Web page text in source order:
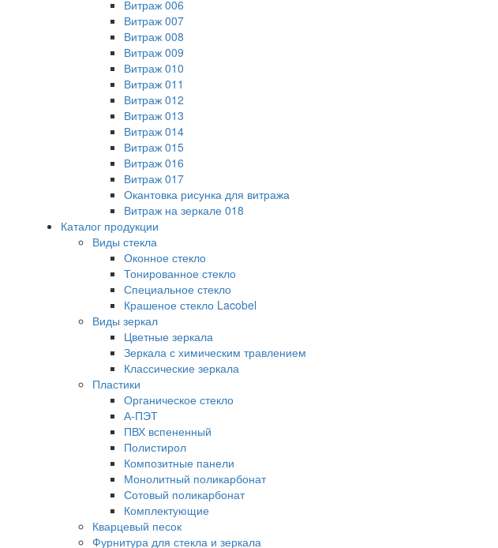
Витраж 006
Витраж 007
Витраж 008
Витраж 009
Витраж 010
Витраж 011
Витраж 012
Витраж 013
Витраж 014
Витраж 015
Витраж 016
Витраж 017
Окантовка рисунка для витража
Витраж на зеркале 018
Каталог продукции
Виды стекла
Оконное стекло
Тонированное стекло
Специальное стекло
Крашеное стекло Lacobel
Виды зеркал
Цветные зеркала
Зеркала с химическим травлением
Классические зеркала
Пластики
Органическое стекло
А-ПЭТ
ПВХ вспененный
Полистирол
Композитные панели
Монолитный поликарбонат
Сотовый поликарбонат
Комплектующие
Кварцевый песок
Фурнитура для стекла и зеркала